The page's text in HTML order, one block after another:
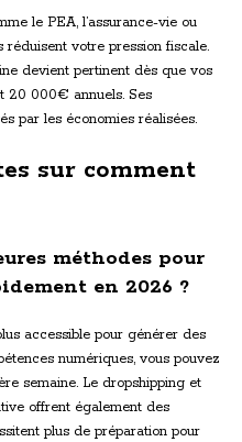
le PEA, l’assurance-vie ou
réduisent votre pression fiscale.
devient pertinent dès que vos
20 000€ annuels. Ses
par les économies réalisées.
sur comment
méthodes pour
en 2026 ?
accessible pour générer des
numériques, vous pouvez
semaine. Le dropshipping et
offrent également des
plus de préparation pour